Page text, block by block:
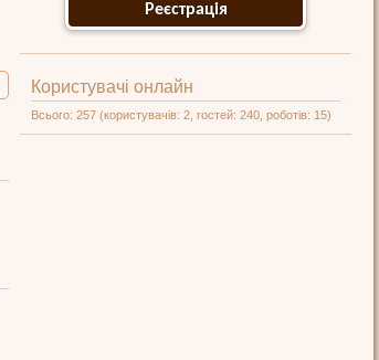
Реєстрація
Користувачі онлайн
Всього: 257 (користувачів: 2, гостей: 240, роботів: 15)